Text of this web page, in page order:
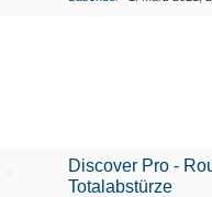
Discover Pro -
Totalabstürze